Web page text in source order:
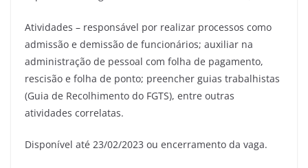
Atividades – responsável por realizar processos como
admissão e demissão de funcionários; auxiliar na
administração de pessoal com folha de pagamento,
rescisão e folha de ponto; preencher guias trabalhistas
(Guia de Recolhimento do FGTS), entre outras
atividades correlatas.
Disponível até 23/02/2023 ou encerramento da vaga.